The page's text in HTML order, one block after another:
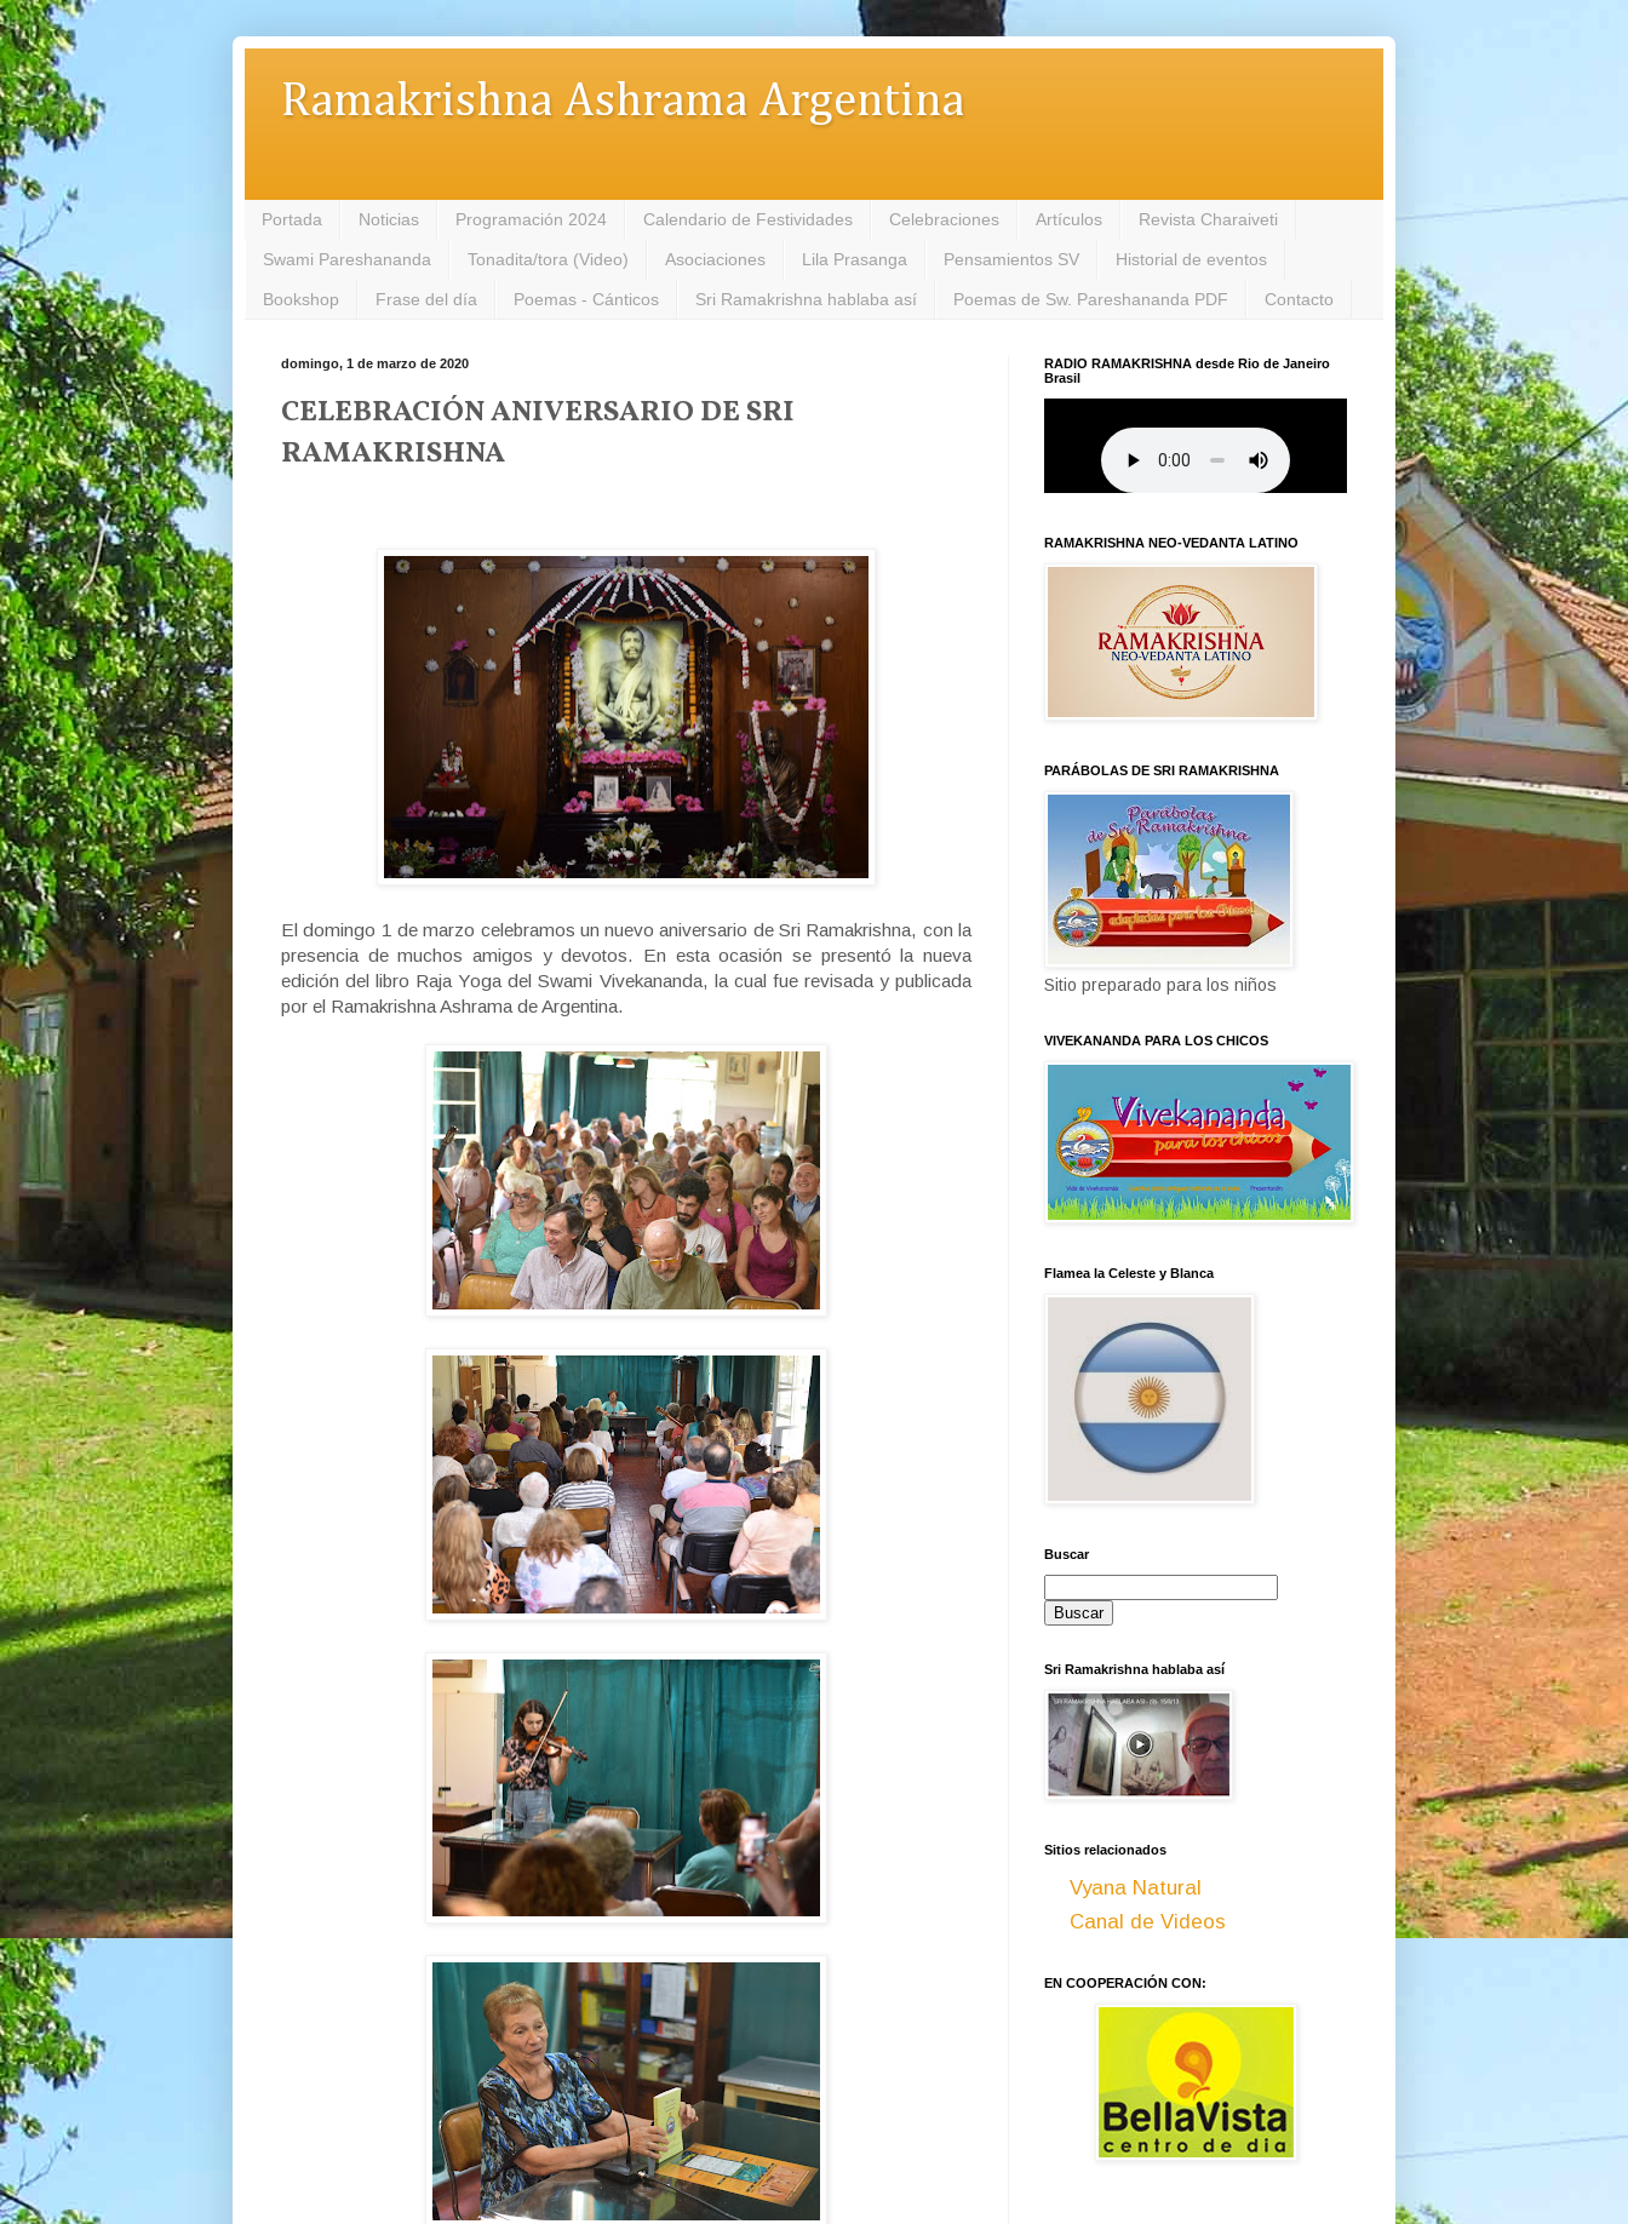
Ramakrishna Ashrama Argentina
Portada Noticias Programación 2024 Calendario de Festividades Celebraciones Artículos Revista Charaiveti
Swami Pareshananda Tonadita/tora (Video) Asociaciones Lila Prasanga Pensamientos SV Historial de eventos
Bookshop Frase del día Poemas - Cánticos Sri Ramakrishna hablaba así Poemas de Sw. Pareshananda PDF Contacto
domingo, 1 de marzo de 2020
CELEBRACIÓN ANIVERSARIO DE SRI
RAMAKRISHNA
El domingo 1 de marzo celebramos un nuevo aniversario de Sri Ramakrishna, con la
presencia de muchos amigos y devotos. En esta ocasión se presentó la nueva
edición del libro Raja Yoga del Swami Vivekananda, la cual fue revisada y publicada
por el Ramakrishna Ashrama de Argentina.
RADIO RAMAKRISHNA desde Rio de Janeiro
Brasil
RAMAKRISHNA NEO-VEDANTA LATINO
PARÁBOLAS DE SRI RAMAKRISHNA
Sitio preparado para los niños
VIVEKANANDA PARA LOS CHICOS
Flamea la Celeste y Blanca
Buscar
Sri Ramakrishna hablaba así
Sitios relacionados
Vyana Natural
Canal de Videos
EN COOPERACIÓN CON: